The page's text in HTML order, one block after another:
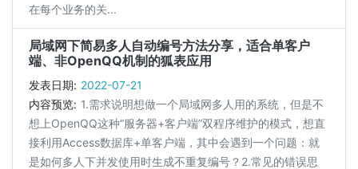
在每个业务的关...
局域网下简易多人自动编号方法分享，适合单客户
端、非OpenQQ机制的狐表应用
发表日期: 2022-07-21
内容预览: 1.需求说明想做一个局域网多人用的系统，但是不
想上OpenQQ这种“服务器+客户端”双程序维护的模式，想直
接利用Access数据库+单客户端，其中会遇到一个问题：就
是如何多人下并发使用时生成不重复编号？2.常见的错误思